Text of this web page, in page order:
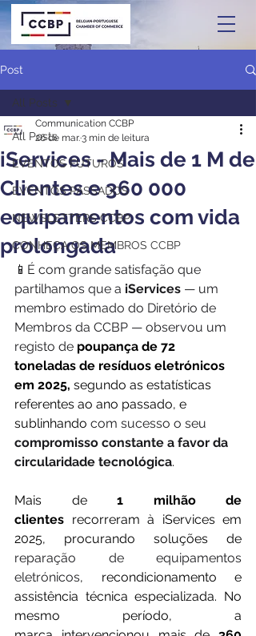
Post
All Posts
EVENTOS FUTUROS
EVENTOS PASSADOS
NEWSLETTERS CCBP
CONHEÇA OS MEMBROS CCBP
All Posts
iServices - Mais de 1 M de
Clientes e 360 000
equipamentos com vida
prolongada
Communication CCBP
26 de mar.3 min de leitura
📱É com grande satisfação que
partilhamos que a iServices — um
membro estimado do Diretório de
Membros da CCBP — observou um
registo de poupança de 72
toneladas de resíduos eletrónicos
em 2025, segundo as estatísticas
referentes ao ano passado, e
sublinhando com sucesso o seu
compromisso constante a favor da
circularidade tecnológica.
Mais de 1 milhão de
clientes recorreram à iServices em
reparação de equipamentos
eletrónicos, recondicionamento e
assistência técnica especializada. No
mesmo período, a